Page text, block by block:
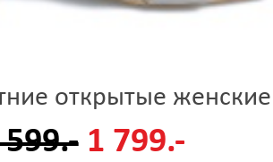
открытые женские
1 799.-